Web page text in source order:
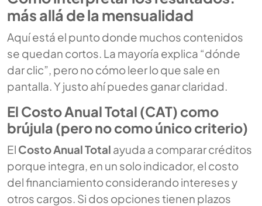
más allá de la mensualidad
Aquí está el punto donde muchos contenidos
se quedan cortos. La mayoría explica “dónde
dar clic”, pero no cómo leer lo que sale en
pantalla. Y justo ahí puedes ganar claridad.
El Costo Anual Total (CAT) como
brújula (pero no como único criterio)
El Costo Anual Total ayuda a comparar créditos
porque integra, en un solo indicador, el costo
del financiamiento considerando intereses y
otros cargos. Si dos opciones tienen plazos